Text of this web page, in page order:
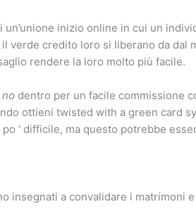
inizio online in cui un
verde credito loro si liberano da dal
rendere la loro molto più facile.
dentro per un facile commissione
ottieni twisted with a green card
‘ difficile, ma questo potrebbe
insegnati a convalidare i matrimoni